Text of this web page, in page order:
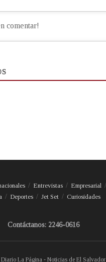
Entrevistas Empresarial
Deportes Jet Set Curiosidades
Contáctanos: 2246-0616
La Página - Noticias de El Salvador